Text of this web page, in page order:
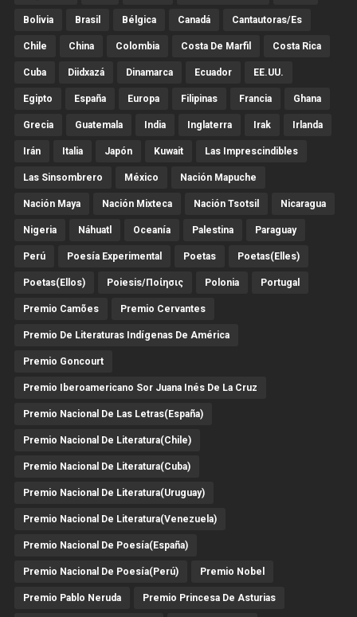
Bolivia Brasil Bélgica Canadá Cantautoras/es
Chile China Colombia Costa De Marfil Costa Rica
Cuba Diidxazá Dinamarca Ecuador EE.UU.
Egipto España Europa Filipinas Francia Ghana
Grecia Guatemala India Inglaterra Irak Irlanda
Irán Italia Japón Kuwait Las Imprescindibles
Las Sinsombrero México Nación Mapuche
Nación Maya Nación Mixteca Nación Tsotsil Nicaragua
Nigeria Náhuatl Oceanía Palestina Paraguay
Perú Poesía Experimental Poetas Poetas(Elles)
Poetas(Ellos) Poiesis/ποίησις Polonia Portugal
Premio Camões Premio Cervantes
Premio De Literaturas Indígenas De América
Premio Goncourt
Premio Iberoamericano Sor Juana Inés De La Cruz
Premio Nacional De Las Letras(España)
Premio Nacional De Literatura(Chile)
Premio Nacional De Literatura(Cuba)
Premio Nacional De Literatura(Uruguay)
Premio Nacional De Literatura(Venezuela)
Premio Nacional De Poesía(España)
Premio Nacional De Poesía(Perú) Premio Nobel
Premio Pablo Neruda Premio Princesa De Asturias